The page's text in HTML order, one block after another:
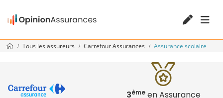
Tous les assureurs Carrefour Assurances Assurance scolaire
3ème en Assurance